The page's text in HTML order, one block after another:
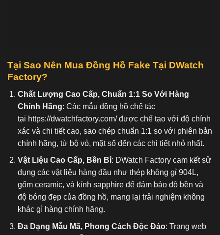
Tại Sao Nên Mua Đồng Hồ Fake Tại DWatch
Factory?
Chất Lượng Cao Cấp, Chuẩn 1:1 So Với Hàng
Chính Hãng: Các mẫu đồng hồ chế tác
tại https://dwatchfactory.com/được chế tạo với độ chính
xác và chi tiết cao, sao chép chuẩn 1:1 so với phiên bản
chính hãng, từ bộ vỏ, mặt số đến các chi tiết nhỏ nhất.
Vật Liệu Cao Cấp, Bền Bỉ: DWatch Factory cam kết sử
dụng các vật liệu hàng đầu như thép không gỉ 904L,
gốm ceramic, và kính sapphire để đảm bảo độ bền và
độ bóng đẹp của đồng hồ, mang lại trải nghiệm không
khác gì hàng chính hãng.
Đa Dạng Mẫu Mã, Phong Cách Độc Đáo: Trang web